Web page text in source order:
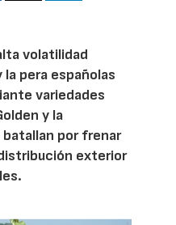
volatilidad
pera españolas
variedades
y la
por frenar
exterior